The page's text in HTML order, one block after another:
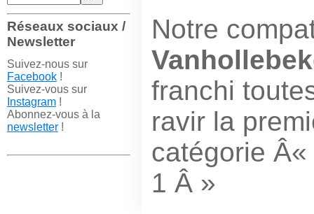
Réseaux sociaux /
Newsletter
Suivez-nous sur
Facebook!
Suivez-vous sur
Instagram!
Abonnez-vous à la
newsletter!
Notre
franchi
ravir la
catégorie
1 Â »